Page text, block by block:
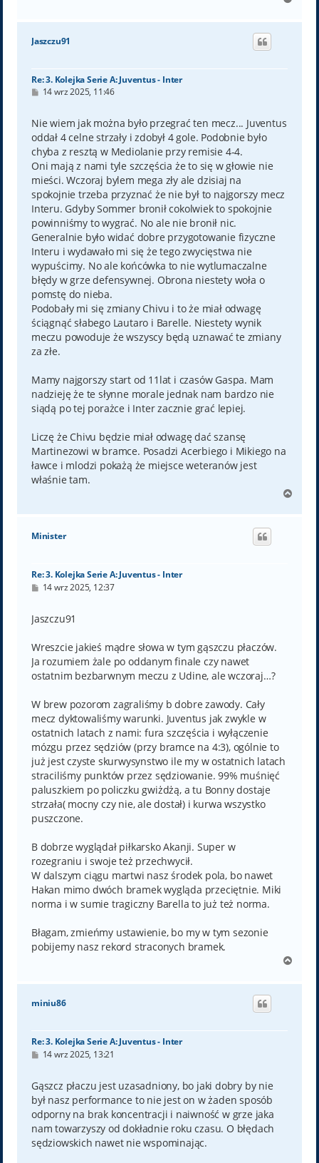
g
Jaszczu91
Re: 3. Kolejka Serie A: Juventus - Inter
P
t
14 wrz 2025, 11:46
Nie wiem jak można było przegrać ten mecz... Juventus
oddał 4 celne strzały i zdobył 4 gole. Podobnie było
chyba z resztą w Mediolanie przy remisie 4-4.
Oni mają z nami tyle szczęścia że to się w głowie nie
mieści. Wczoraj bylem mega zły ale dzisiaj na
spokojnie trzeba przyznać że nie był to najgorszy mecz
Interu. Gdyby Sommer bronił cokolwiek to spokojnie
powinniśmy to wygrać. No ale nie bronił nic.
Generalnie było widać dobre przygotowanie fizyczne
Interu i wydawało mi się że tego zwycięstwa nie
wypuścimy. No ale końcówka to nie wytlumaczalne
błędy w grze defensywnej. Obrona niestety woła o
pomstę do nieba.
Podobały mi się zmiany Chivu i to że miał odwagę
ściągnąć słabego Lautaro i Barelle. Niestety wynik
meczu powoduje że wszyscy będą uznawać te zmiany
za złe.
Mamy najgorszy start od 11lat i czasów Gaspa. Mam
nadzieję że te słynne morale jednak nam bardzo nie
siądą po tej porażce i Inter zacznie grać lepiej.
Liczę że Chivu będzie miał odwagę dać szansę
Martinezowi w bramce. Posadzi Acerbiego i Mikiego na
ławce i mlodzi pokażą że miejsce weteranów jest
właśnie tam.
g
Minister
Re: 3. Kolejka Serie A: Juventus - Inter
P
t
14 wrz 2025, 12:37
Jaszczu91
Wreszcie jakieś mądre słowa w tym gąszczu płaczów.
Ja rozumiem żale po oddanym finale czy nawet
ostatnim bezbarwnym meczu z Udine, ale wczoraj…?
W brew pozorom zagraliśmy b dobre zawody. Cały
mecz dyktowaliśmy warunki. Juventus jak zwykle w
ostatnich latach z nami: fura szczęścia i wyłączenie
mózgu przez sędziów (przy bramce na 4:3), ogólnie to
już jest czyste skurwysynstwo ile my w ostatnich latach
straciliśmy punktów przez sędziowanie. 99% muśnięć
paluszkiem po policzku gwiżdżą, a tu Bonny dostaje
strzała( mocny czy nie, ale dostał) i kurwa wszystko
puszczone.
B dobrze wyglądał piłkarsko Akanji. Super w
rozegraniu i swoje też przechwycił.
W dalszym ciągu martwi nasz środek pola, bo nawet
Hakan mimo dwóch bramek wygląda przeciętnie. Miki
norma i w sumie tragiczny Barella to już też norma.
Błagam, zmieńmy ustawienie, bo my w tym sezonie
pobijemy nasz rekord straconych bramek.
g
miniu86
Re: 3. Kolejka Serie A: Juventus - Inter
P
t
14 wrz 2025, 13:21
Gąszcz płaczu jest uzasadniony, bo jaki dobry by nie
był nasz performance to nie jest on w żaden sposób
odporny na brak koncentracji i naiwność w grze jaka
nam towarzyszy od dokładnie roku czasu. O błędach
sędziowskich nawet nie wspominając.